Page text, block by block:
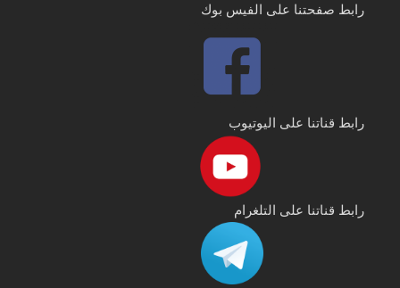
رابط صفحتنا على الفيس بوك
رابط قناتنا على اليوتيوب
رابط قناتنا على التلغرام